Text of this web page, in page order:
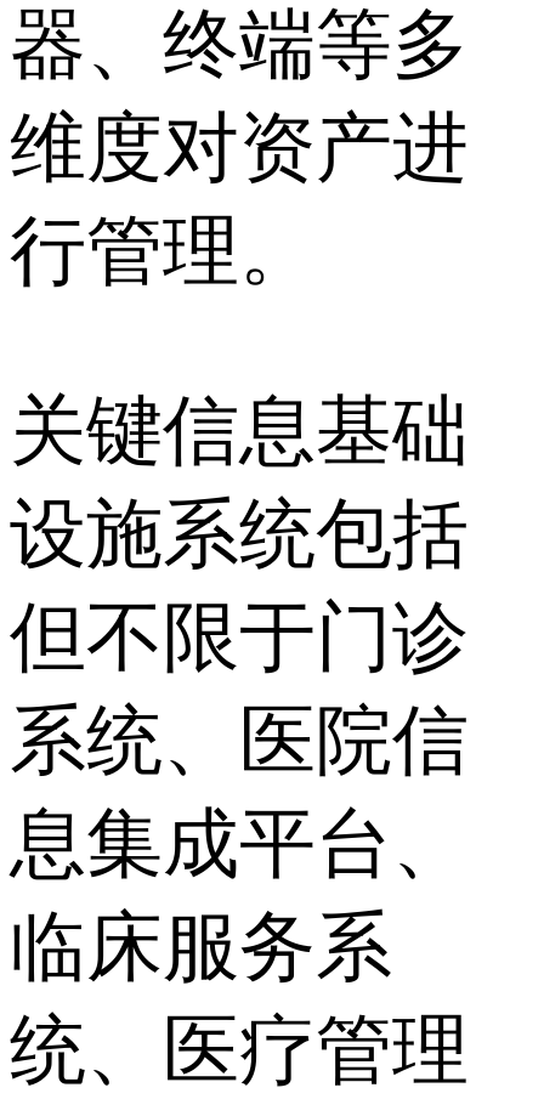
器、终端等多
维度对资产进
行管理。
关键信息基础
设施系统包括
但不限于门诊
系统、医院信
息集成平台、
临床服务系
统、医疗管理